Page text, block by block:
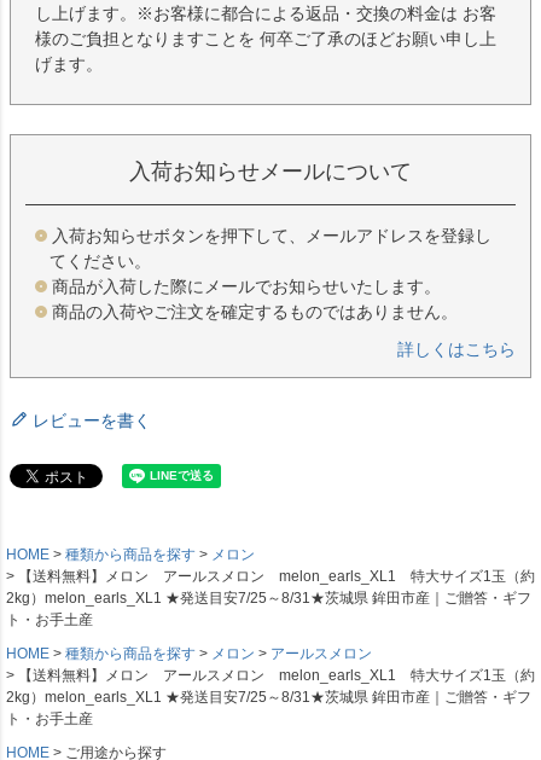
し上げます。※お客様に都合による返品・交換の料金は お客
様のご負担となりますことを 何卒ご了承のほどお願い申し上
げます。
入荷お知らせメールについて
入荷お知らせボタンを押下して、メールアドレスを登録し
てください。
商品が入荷した際にメールでお知らせいたします。
商品の入荷やご注文を確定するものではありません。
詳しくはこちら
レビューを書く
HOME 種類から商品を探す
メロン
【送料無料】メロン アールスメロン melon_earls_XL1 特大サイズ1玉（約
2kg）melon_earls_XL1 ★発送目安7/25～8/31★茨城県 鉾田市産｜ご贈答・ギフ
ト・お手土産
HOME
種類から商品を探す メロン
アールスメロン
【送料無料】メロン アールスメロン melon_earls_XL1 特大サイズ1玉（約
2kg）melon_earls_XL1 ★発送目安7/25～8/31★茨城県 鉾田市産｜ご贈答・ギフ
ト・お手土産
HOME
ご用途から探す